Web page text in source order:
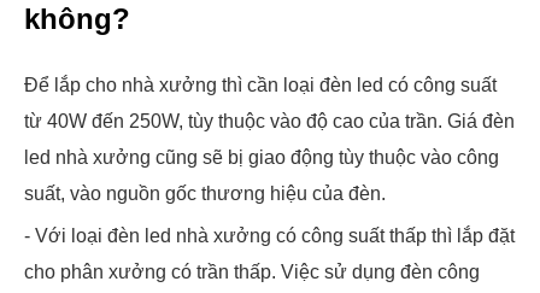
không?
Để lắp cho nhà xưởng thì cần loại đèn led có công suất
từ 40W đến 250W, tùy thuộc vào độ cao của trần. Giá đèn
led nhà xưởng cũng sẽ bị giao động tùy thuộc vào công
suất, vào nguồn gốc thương hiệu của đèn.
- Với loại đèn led nhà xưởng có công suất thấp thì lắp đặt
cho phân xưởng có trần thấp. Việc sử dụng đèn công